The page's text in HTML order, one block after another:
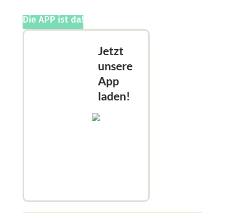
Die APP ist da!
Jetzt
unsere
App
laden!